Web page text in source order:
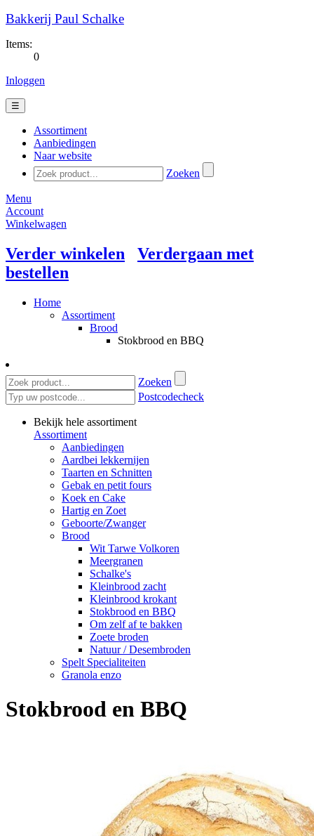
Bakkerij Paul Schalke
Items:
0
Inloggen
☰
Assortiment
Aanbiedingen
Naar website
Zoeken
Menu
Account
Winkelwagen
Verder winkelen
Verdergaan met
bestellen
Home
Assortiment
Brood
Stokbrood en BBQ
Zoeken
Postcodecheck
Bekijk hele assortiment
Assortiment
Aanbiedingen
Aardbei lekkernijen
Taarten en Schnitten
Gebak en petit fours
Koek en Cake
Hartig en Zoet
Geboorte/Zwanger
Brood
Wit Tarwe Volkoren
Meergranen
Schalke's
Kleinbrood zacht
Kleinbrood krokant
Stokbrood en BBQ
Om zelf af te bakken
Zoete broden
Natuur / Desembroden
Spelt Specialiteiten
Granola enzo
Stokbrood en BBQ